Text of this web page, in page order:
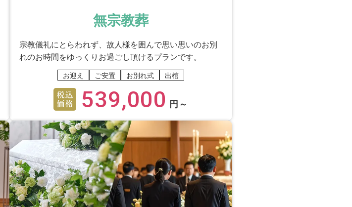
無宗教葬
宗教儀礼にとらわれず、故人様を囲んで思い思いのお別
れのお時間をゆっくりお過ごし頂けるプランです。
お迎え ご安置 お別れ式 出棺
539,000 円～